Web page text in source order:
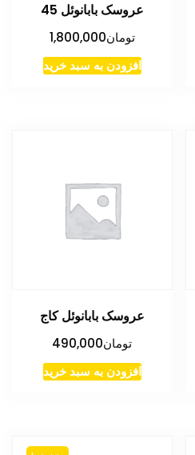
عروسک بابانوئل 45
تومان1,800,000
افزودن به سبد خرید
عروسک بابانوئل کاج
تومان490,000
افزودن به سبد خرید